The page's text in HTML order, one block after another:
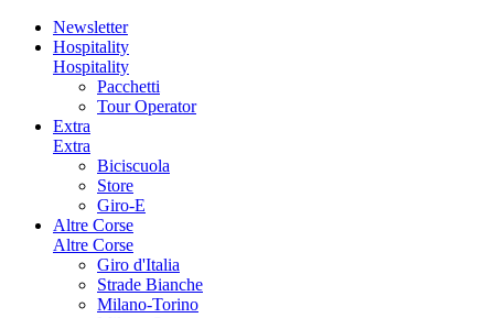
Newsletter
Hospitality
Hospitality
Pacchetti
Tour Operator
Extra
Extra
Biciscuola
Store
Giro-E
Altre Corse
Altre Corse
Giro d'Italia
Strade Bianche
Milano-Torino